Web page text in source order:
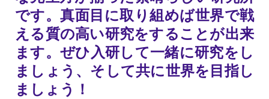
です。真面目に取り組めば世界で戦
える質の高い研究をすることが出来
ます。ぜひ入研して一緒に研究をし
ましょう、そして共に世界を目指し
ましょう！